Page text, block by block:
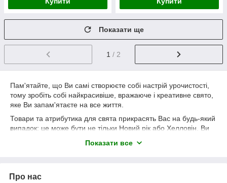
Показати ще
1 / 2
Пам'ятайте, що Ви самі створюєте собі настрій урочистості,
тому зробіть собі найкрасивіше, вражаюче і креативне свято,
яке Ви запам'ятаєте на все життя.
Товари та атрибутика для свята прикрасять Вас на будь-який
випадок: це може бути не тільки Новий рік або Хелловін, Ви
святкування Дня народження, незабутні хлопчак або дівич-
Показати все
Про нас